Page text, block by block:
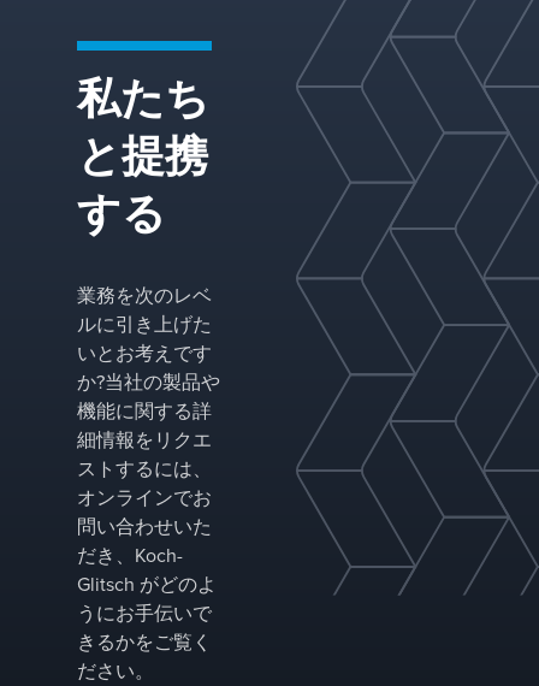
のアプ
リケー
ション
に適し
たトレ
イを提
供し、
分離カ
ラムの
性能を
最適化
するた
めに構
成を調
レーカ
ーを含
む完全
なシス
テムを
提供
し、液
のため
の専門
的なソ
リュー
ション
を提供
してい
二相分
離と三
相分離
の両方
の設計
によ
り、供
と分離
私たち
と提携
する
業務を次のレベ
ルに引き上げた
いとお考えです
か?当社の製品や
機能に関する詳
細情報をリクエ
ストするには、
オンラインでお
問い合わせいた
だき、Koch-
Glitsch がどのよ
うにお手伝いで
きるかをご覧く
ださい。